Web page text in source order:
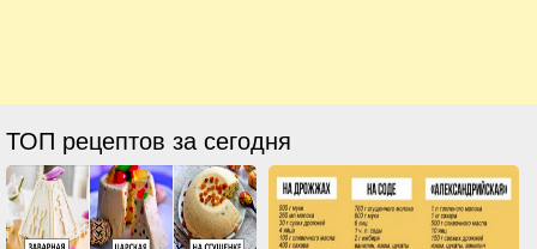
ТОП рецептов за сегодня